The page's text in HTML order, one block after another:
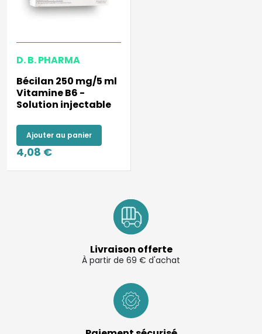
D. B. PHARMA
Bécilan 250 mg/5 ml
Vitamine B6 -
Solution injectable
Ajouter au panier
4,08 €
Livraison offerte
À partir de 69 € d'achat